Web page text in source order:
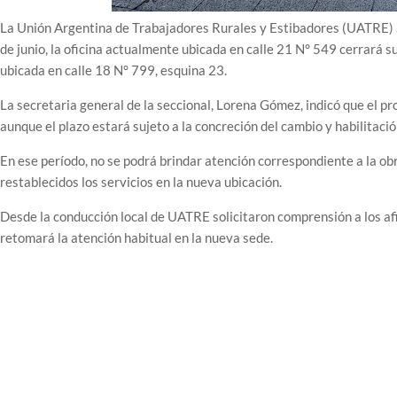
La Unión Argentina de Trabajadores Rurales y Estibadores
de junio, la oficina actualmente ubicada en calle 21 N° 549 cerrará
ubicada en calle 18 N° 799, esquina 23.
La secretaria general de la seccional, Lorena Gómez, indicó que el
aunque el plazo estará sujeto a la concreción del cambio y
En ese período, no se podrá brindar atención correspondiente a la
restablecidos los servicios en la nueva ubicación.
Desde la conducción local de UATRE solicitaron comprensión a los
retomará la atención habitual en la nueva sede.